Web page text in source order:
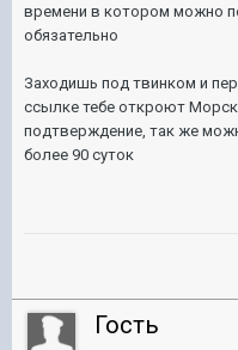
времени в котором можно
обязательно
Заходишь под твинком и
ссылке тебе откроют
подтверждение, так же
более 90 суток
Гость